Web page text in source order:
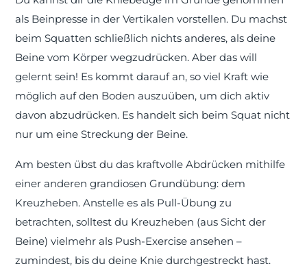
als Beinpresse in der Vertikalen vorstellen. Du machst
beim Squatten schließlich nichts anderes, als deine
Beine vom Körper wegzudrücken. Aber das will
gelernt sein! Es kommt darauf an, so viel Kraft wie
möglich auf den Boden auszuüben, um dich aktiv
davon abzudrücken. Es handelt sich beim Squat nicht
nur um eine Streckung der Beine.
Am besten übst du das kraftvolle Abdrücken mithilfe
einer anderen grandiosen Grundübung: dem
Kreuzheben. Anstelle es als Pull-Übung zu
betrachten, solltest du Kreuzheben (aus Sicht der
Beine) vielmehr als Push-Exercise ansehen –
zumindest, bis du deine Knie durchgestreckt hast.